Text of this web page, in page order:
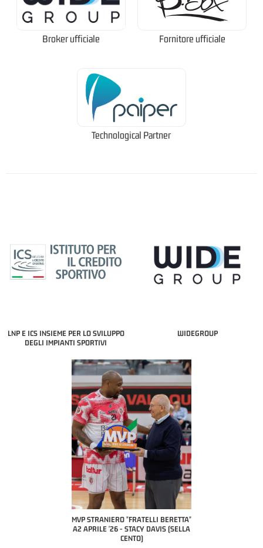
Broker ufficiale Fornitore ufficiale
Technological Partner
LNP E ICS INSIEME PER LO SVILUPPO
DEGLI IMPIANTI SPORTIVI
WIDEGROUP
MVP STRANIERO "FRATELLI BERETTA"
A2 APRILE '26 - STACY DAVIS (SELLA
MVP "FRATELLI BERETTA" SAMUEL
DILAS B NAZIONALE APRILE '26 -
MARCO RESTELLI (TAV TREVIGLIO